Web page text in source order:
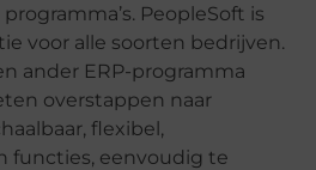
PeopleSoft is
voor alle soorten bedrijven.
ander ERP-programma
overstappen naar
flexibel,
functies, eenvoudig te